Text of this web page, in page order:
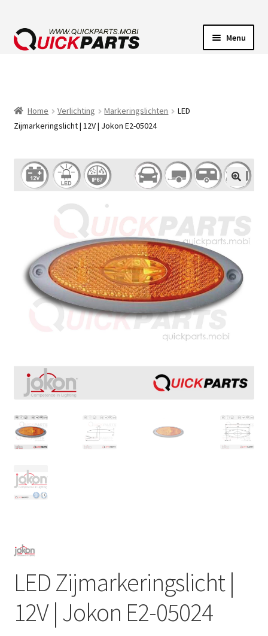
Menu
CLAXONS
ELEKTRISCHE CONNECTOREN
Home Verlichting Markeringslichten
LED
Zijmarkeringslicht | 12V | Jokon E2-05024
LED Zijmarkeringslicht |
12V | Jokon E2-05024